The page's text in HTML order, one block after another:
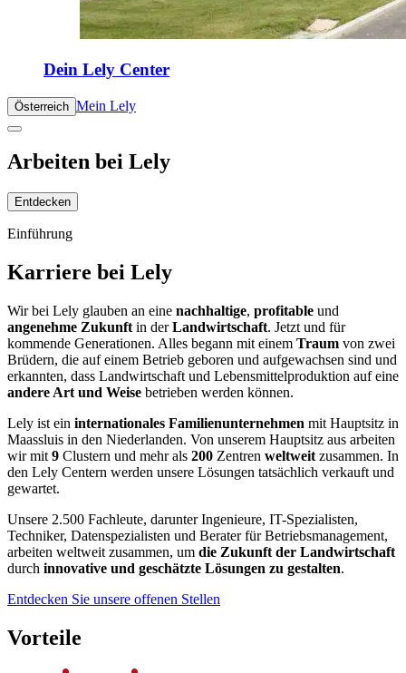
Dein Lely Center
Österreich Mein Lely
Arbeiten bei Lely
Entdecken
Einführung
Karriere bei Lely
Wir bei Lely glauben an eine nachhaltige, profitable und
angenehme Zukunft in derLandwirtschaft. Jetzt und für
kommende Generationen. Alles begann mit einem Traum von zwei
Brüdern, die auf einem Betrieb geboren und aufgewachsen sind und
erkannten, dass Landwirtschaft und Lebensmittelproduktion auf eine
andere Art und Weise betrieben werden können.
Lely ist ein internationales Familienunternehmen mit Hauptsitz in
Maassluis in den Niederlanden. Von unserem Hauptsitz aus arbeiten
wir mit 9 Clustern und mehr als 200 Zentren weltweit zusammen. In
den Lely Centern werden unsere Lösungen tatsächlich verkauft und
gewartet.
Unsere 2.500 Fachleute, darunter Ingenieure, IT-Spezialisten,
Techniker, Datenspezialisten und Berater für Betriebsmanagement,
arbeiten weltweit zusammen, um die Zukunft der Landwirtschaft
durch innovative und geschätzte Lösungen zu gestalten.
Entdecken Sie unsere offenen Stellen
Vorteile